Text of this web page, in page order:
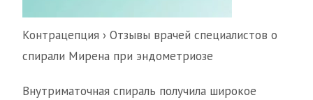
Контрацепция › Отзывы врачей специалистов о
спирали Мирена при эндометриозе
Внутриматочная спираль получила широкое